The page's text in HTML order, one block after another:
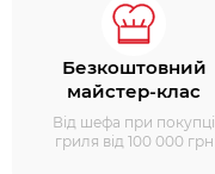
Безкоштовний
майстер-клас
Від шефа при покупці
гриля від 100 000 грн